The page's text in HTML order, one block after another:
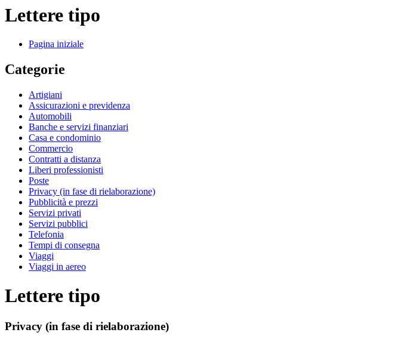
Lettere tipo
Pagina iniziale
Categorie
Artigiani
Assicurazioni e previdenza
Automobili
Banche e servizi finanziari
Casa e condominio
Commercio
Contratti a distanza
Liberi professionisti
Poste
Privacy (in fase di rielaborazione)
Pubblicità e prezzi
Servizi privati
Servizi pubblici
Telefonia
Tempi di consegna
Viaggi
Viaggi in aereo
Lettere tipo
Privacy (in fase di rielaborazione)